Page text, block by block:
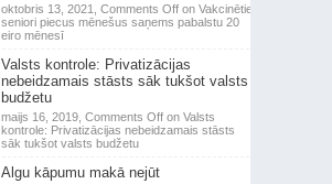
oktobris 13, 2021, Comments Offon Vakcinētie
seniori piecus mēnešus saņems pabalstu 20
eiro mēnesī
Valsts kontrole: Privatizācijas
nebeidzamais stāsts sāk tukšot valsts
budžetu
maijs 16, 2019, Comments Offon Valsts
kontrole: Privatizācijas nebeidzamais stāsts
sāk tukšot valsts budžetu
Algu kāpumu makā nejūt